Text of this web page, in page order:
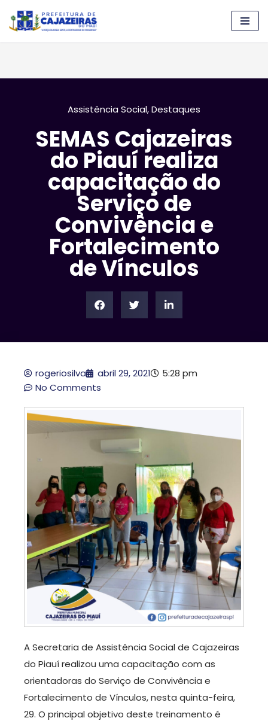
Pular
para
Assistência Social,Destaques
SEMAS Cajazeiras
do Piauí realiza
capacitação do
Serviço de
Convivência e
Fortalecimento
de Vínculos
rogeriosilva abril 29, 2021
5:28 pm
No Comments
A Secretaria de Assistência Social de Cajazeiras
do Piauí realizou uma capacitação com as
orientadoras do Serviço de Convivência e
Fortalecimento de Vínculos, nesta quinta-feira,
29. O principal objetivo deste treinamento é